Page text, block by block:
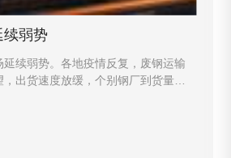
续弱势
延续弱势。各地疫情反复，废钢运输
出货速度放缓，个别钢厂到货量骤